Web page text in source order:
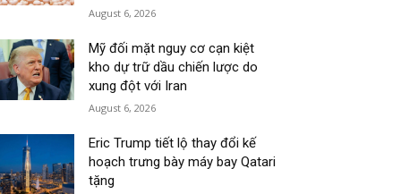
August 6, 2026
Mỹ đối mặt nguy cơ cạn kiệt
kho dự trữ dầu chiến lược do
xung đột với Iran
August 6, 2026
Eric Trump tiết lộ thay đổi kế
hoạch trưng bày máy bay Qatari
tặng